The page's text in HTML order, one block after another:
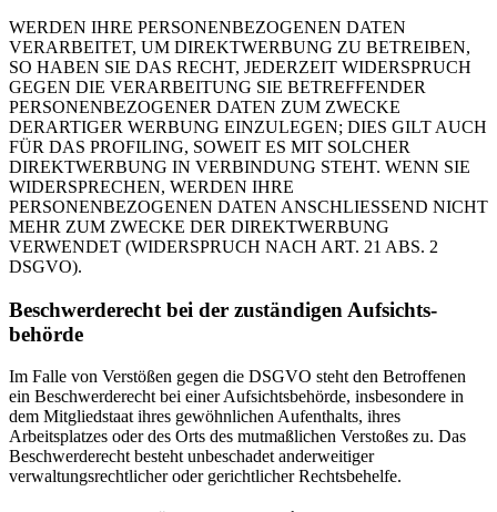
WERDEN IHRE PERSONENBEZOGENEN DATEN
VERARBEITET, UM DIREKTWERBUNG ZU BETREIBEN,
SO HABEN SIE DAS RECHT, JEDERZEIT WIDERSPRUCH
GEGEN DIE VERARBEITUNG SIE BETREFFENDER
PERSONENBEZOGENER DATEN ZUM ZWECKE
DERARTIGER WERBUNG EINZULEGEN; DIES GILT AUCH
FÜR DAS PROFILING, SOWEIT ES MIT SOLCHER
DIREKTWERBUNG IN VERBINDUNG STEHT. WENN SIE
WIDERSPRECHEN, WERDEN IHRE
PERSONENBEZOGENEN DATEN ANSCHLIESSEND NICHT
MEHR ZUM ZWECKE DER DIREKTWERBUNG
VERWENDET (WIDERSPRUCH NACH ART. 21 ABS. 2
DSGVO).
Beschwerde­recht bei der zuständigen Aufsichts­
behörde
Im Falle von Verstößen gegen die DSGVO steht den Betroffenen
ein Beschwerderecht bei einer Aufsichtsbehörde, insbesondere in
dem Mitgliedstaat ihres gewöhnlichen Aufenthalts, ihres
Arbeitsplatzes oder des Orts des mutmaßlichen Verstoßes zu. Das
Beschwerderecht besteht unbeschadet anderweitiger
verwaltungsrechtlicher oder gerichtlicher Rechtsbehelfe.